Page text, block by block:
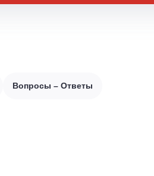
Вопросы – Ответы